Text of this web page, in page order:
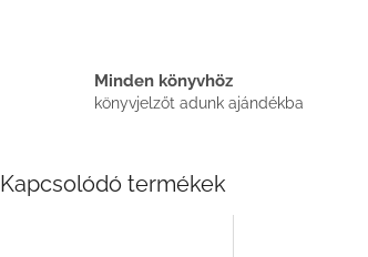
Minden könyvhöz
könyvjelzőt adunk ajándékba
Kapcsolódó termékek